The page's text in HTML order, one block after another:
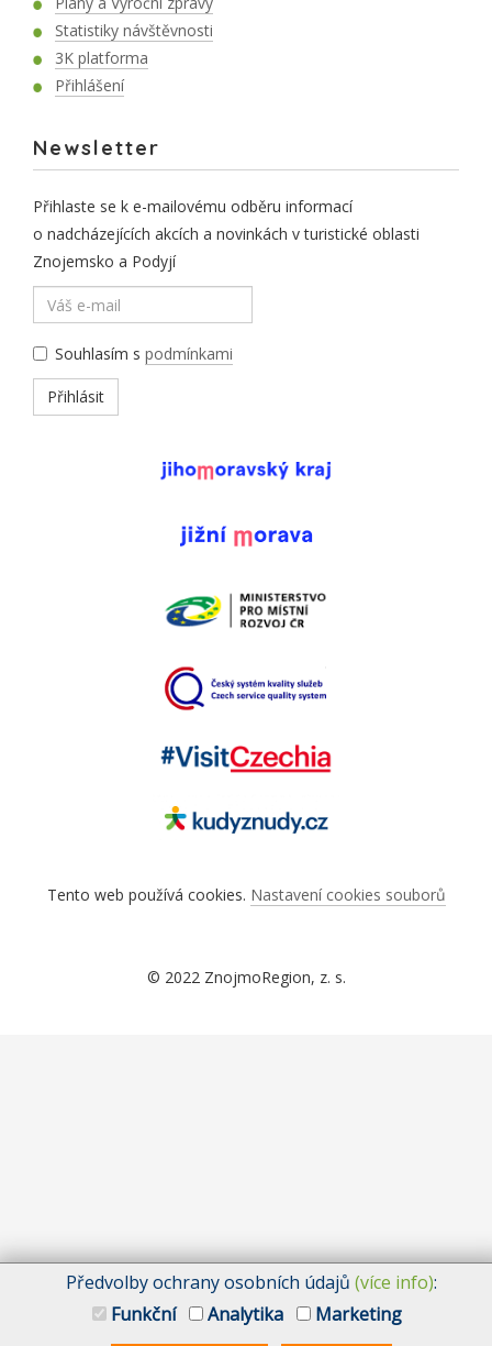
Statistiky návštěvnosti
3K platforma
Přihlášení
Newsletter
Přihlaste se k e-mailovému odběru informací
o nadcházejících akcích a novinkách v turistické oblasti
Znojemsko a Podyjí
Souhlasím s podmínkami
Přihlásit
Tento web používá cookies. Nastavení cookies souborů
© 2022 ZnojmoRegion, z. s.
Předvolby ochrany osobních údajů (více info):
Funkční
Analytika Marketing